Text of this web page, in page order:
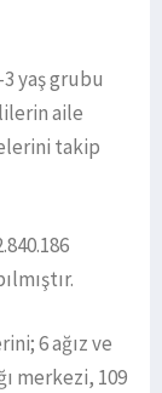
yaş grubu
aile
takip
6 ağız ve
merkezi, 109